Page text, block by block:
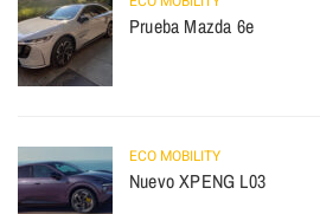
Prueba Mazda 6e
ECO MOBILITY
Nuevo XPENG L03